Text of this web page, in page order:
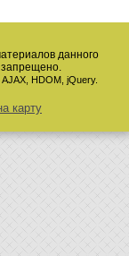
данного
HDOM, jQuery.
карту